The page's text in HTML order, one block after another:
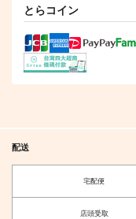
作品詳細
とらコイン
配送
宅配便
店頭受取